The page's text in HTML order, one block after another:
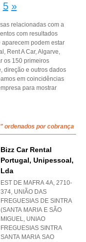
5 »
relacionadas com a
com resultados
podem estar
Rent A Car, Algarve,
os 150 primeiros
direção e outros dados
em coincidências
para mostrar
ordenados por cobrança
Bizz Car Rental
Portugal, Unipessoal,
Lda
EST DE MAFRA 4A, 2710-
374, UNIÃO DAS
FREGUESIAS DE SINTRA
(SANTA MARIA E SÃO
MIGUEL, UNIAO
FREGUESIAS SINTRA
SANTA MARIA SAO